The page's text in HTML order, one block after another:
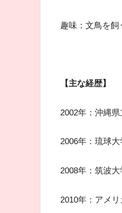
趣味：文鳥を飼
【主な経歴】
2002年：沖縄
2006年：琉球
2008年：筑波
2010年：アメ